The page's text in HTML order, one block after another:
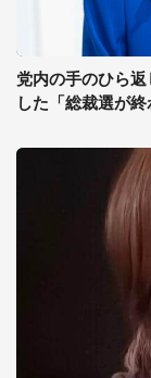
党内の手のひら
した「総裁選が